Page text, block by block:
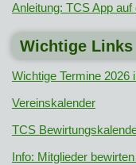
Anleitung: TCS App
Wichtige Links
Wichtige Termine 2026
Vereinskalender
TCS
Info: Mitglieder